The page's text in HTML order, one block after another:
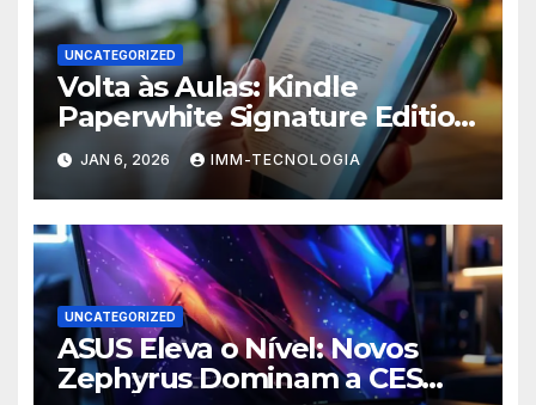
UNCATEGORIZED
Volta às Aulas: Kindle
Paperwhite Signature Edition
com Desconto Imperdível
para Turbinar Seus Estudos!
JAN 6, 2026 IMM-TECNOLOGIA
UNCATEGORIZED
ASUS Eleva o Nível: Novos
Zephyrus Dominam a CES